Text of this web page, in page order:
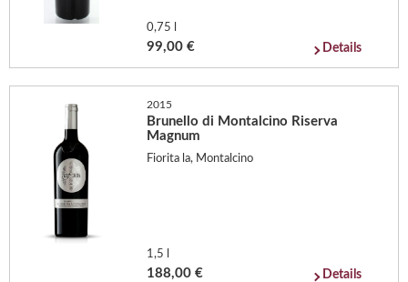
0,75 l
99,00 € Details
2015
Brunello di Montalcino Riserva
Magnum
Fiorita la, Montalcino
1,5 l
188,00 € Details